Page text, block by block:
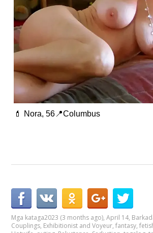
💄 Nora, 56📍Columbus
Mga kataga2023 (3 months ago),April 14,
Couplings, Exhibitionist and Voyeur,fantasy,